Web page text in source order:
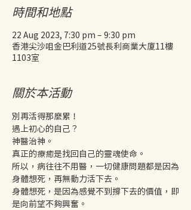
時間和地點
22 Aug 2023, 7:30 pm – 9:30 pm
香港尖沙咀金巴利道25號長利商業大廈11樓
1103室
關於本活動
別再活得那麼累！
遇上初心的自己？
神醫治神。
真正的療癒是找回自己的靈魂使命。
所以，病往往不用醫，一切健康問題都是因為
身體想死，再無動力活下去。
身體想死，是因為感覺不到撐下去的價值，即
是向前望不夠興奮。